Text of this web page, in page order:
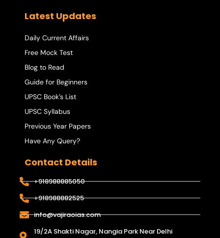
Latest Updates
Daily Current Affairs
Free Mock Test
Blog to Read
Guide for Beginners
UPSC Book’s List
UPSC Syllabus
Previous Year Papers
Have Any Query?
Contact Details
+918988885050
+918988882525
info@vajiraoias.com
19/2A Shakti Nagar, Nangia Park Near Delhi